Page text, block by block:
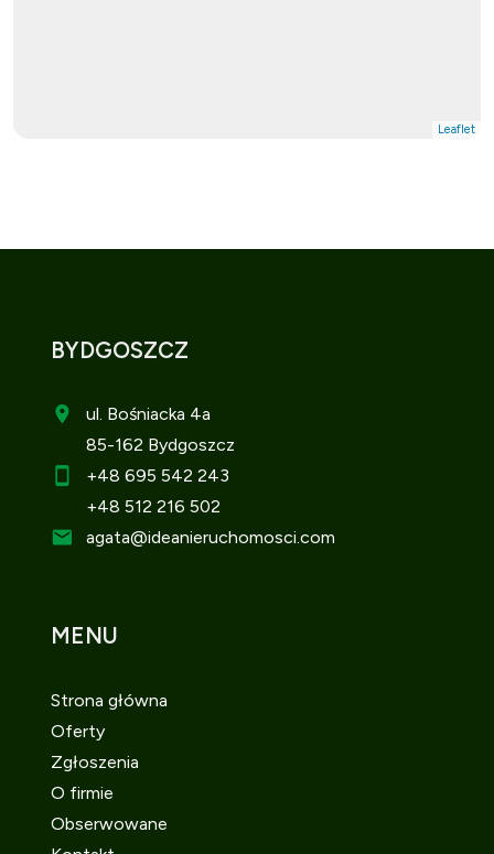
Leaflet
BYDGOSZCZ
ul. Bośniacka 4a
85-162 Bydgoszcz
+48 695 542 243
+48 512 216 502
agata@ideanieruchomosci.com
MENU
Strona główna
Oferty
Zgłoszenia
O firmie
Obserwowane